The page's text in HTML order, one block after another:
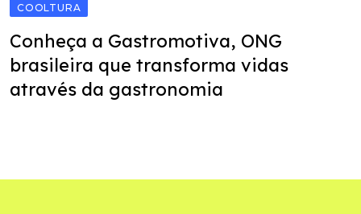
COOLTURA
Conheça a Gastromotiva, ONG
brasileira que transforma vidas
através da gastronomia